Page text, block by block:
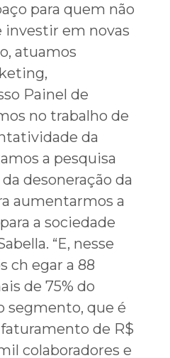
para quem não
investir em novas
atuamos
Painel de
no trabalho de
da
a pesquisa
desoneração da
aumentarmos a
a sociedade
“E, nesse
ch egar a 88
de 75% do
segmento, que é
de R$
colaboradores e